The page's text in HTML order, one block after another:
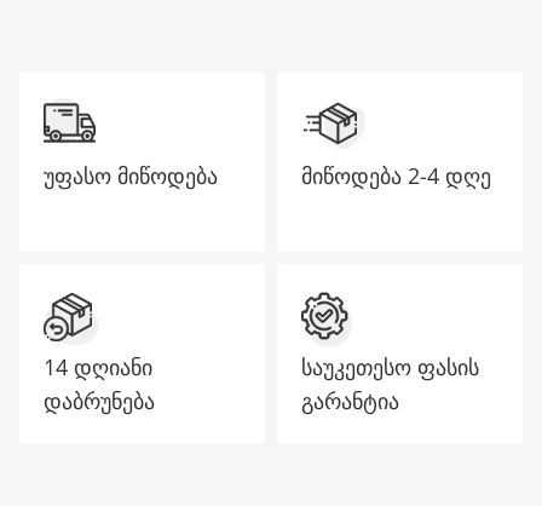
უფასო მიწოდება
14 დღიანი
დაბრუნება
მიწოდება 2-4 დღე
საუკეთესო ფასის
გარანტია